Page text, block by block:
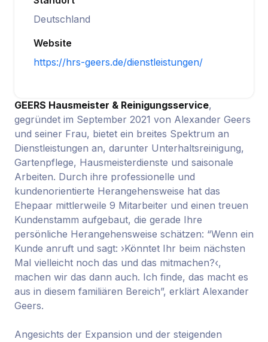
Deutschland
Website
https://hrs-geers.de/dienstleistungen/
GEERS Hausmeister & Reinigungsservice,
gegründet im September 2021 von Alexander Geers
und seiner Frau, bietet ein breites Spektrum an
Dienstleistungen an, darunter Unterhaltsreinigung,
Gartenpflege, Hausmeisterdienste und saisonale
Arbeiten. Durch ihre professionelle und
kundenorientierte Herangehensweise hat das
Ehepaar mittlerweile 9 Mitarbeiter und einen treuen
Kundenstamm aufgebaut, die gerade Ihre
persönliche Herangehensweise schätzen: “Wenn ein
Kunde anruft und sagt: ›Könntet Ihr beim nächsten
Mal vielleicht noch das und das mitmachen?‹,
machen wir das dann auch. Ich finde, das macht es
aus in diesem familiären Bereich”, erklärt Alexander
Geers.
Angesichts der Expansion und der steigenden